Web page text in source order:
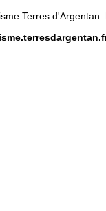
Terres d'Argentan: